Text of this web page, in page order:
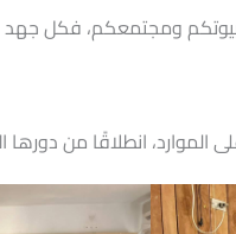
بيوتكم ومجتمعكم، فكل
الموارد، انطلاقًا من